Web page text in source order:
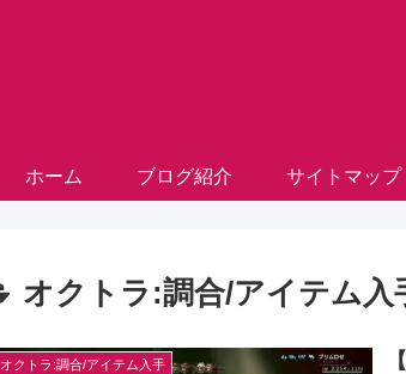
ホーム ブログ紹介 サイトマップ
オクトラ:調合/アイテム入
オクトラ:調合/アイテム入手